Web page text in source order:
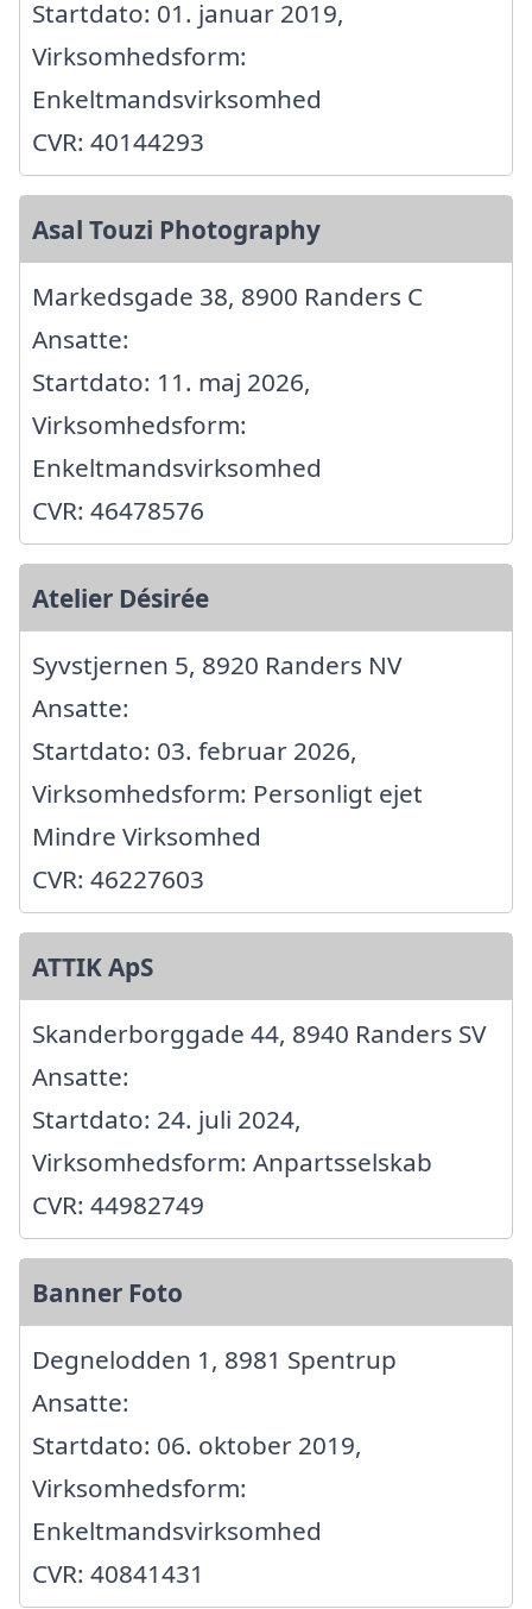
Startdato: 01. januar 2019,
Virksomhedsform:
Enkeltmandsvirksomhed
CVR: 40144293
Asal Touzi Photography
Markedsgade 38, 8900 Randers C
Ansatte:
Startdato: 11. maj 2026,
Virksomhedsform:
Enkeltmandsvirksomhed
CVR: 46478576
Atelier Désirée
Syvstjernen 5, 8920 Randers NV
Ansatte:
Startdato: 03. februar 2026,
Virksomhedsform: Personligt ejet
Mindre Virksomhed
CVR: 46227603
ATTIK ApS
Skanderborggade 44, 8940 Randers SV
Ansatte:
Startdato: 24. juli 2024,
Virksomhedsform: Anpartsselskab
CVR: 44982749
Banner Foto
Degnelodden 1, 8981 Spentrup
Ansatte:
Startdato: 06. oktober 2019,
Virksomhedsform:
Enkeltmandsvirksomhed
CVR: 40841431